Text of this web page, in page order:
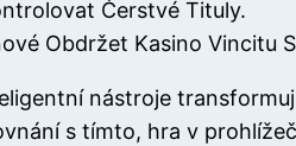
Čerstvé Tituly.
Obdržet Kasino Vincitu
nástroje
s tímto, hra v